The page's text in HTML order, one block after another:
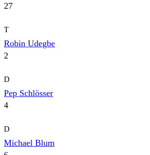
27
T
Robin Udegbe
2
D
Pep Schlösser
4
D
Michael Blum